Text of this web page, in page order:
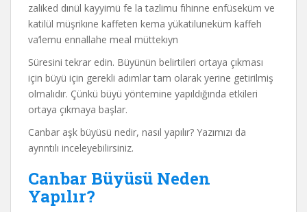
zaliked dınül kayyimü fe la tazlimu fıhinne enfüseküm ve
katilül müşrikıne kaffeten kema yükatiluneküm kaffeh
va’lemu ennallahe meal müttekıyn
Süresini tekrar edin. Büyünün belirtileri ortaya çıkması
için büyü için gerekli adımlar tam olarak yerine getirilmiş
olmalıdır. Çünkü büyü yöntemine yapıldığında etkileri
ortaya çıkmaya başlar.
Canbar aşk büyüsü nedir, nasıl yapılır? Yazımızı da
ayrıntılı inceleyebilirsiniz.
Canbar Büyüsü Neden
Yapılır?